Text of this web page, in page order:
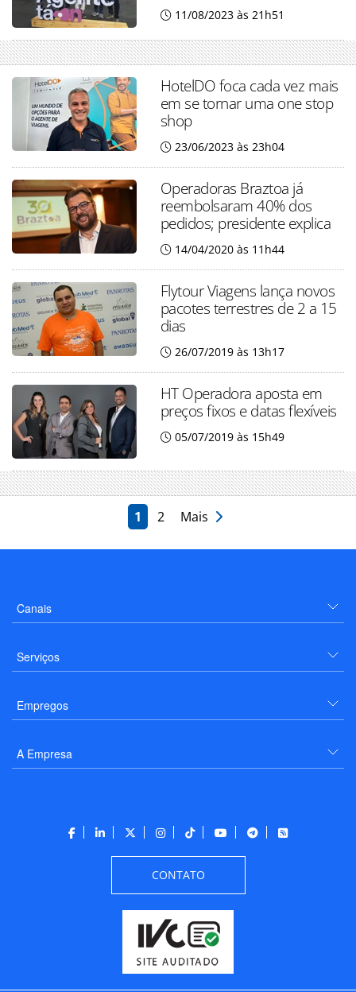
11/08/2023 às 21h51
HotelDO foca cada vez mais
em se tornar uma one stop
shop
23/06/2023 às 23h04
Operadoras Braztoa já
reembolsaram 40% dos
pedidos; presidente explica
14/04/2020 às 11h44
Flytour Viagens lança novos
pacotes terrestres de 2 a 15
dias
26/07/2019 às 13h17
HT Operadora aposta em
preços fixos e datas flexíveis
05/07/2019 às 15h49
1 2 Mais
Canais
Serviços
Empregos
A Empresa
CONTATO